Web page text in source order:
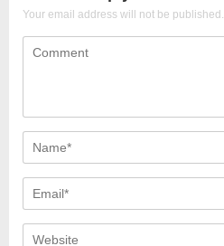
Your email address will not be published.